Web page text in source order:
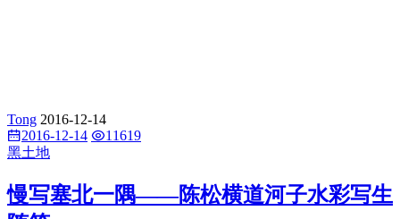
Tong 2016-12-14
2016-12-14
11619
黑土地
慢写塞北一隅——陈松横道河子水彩写生